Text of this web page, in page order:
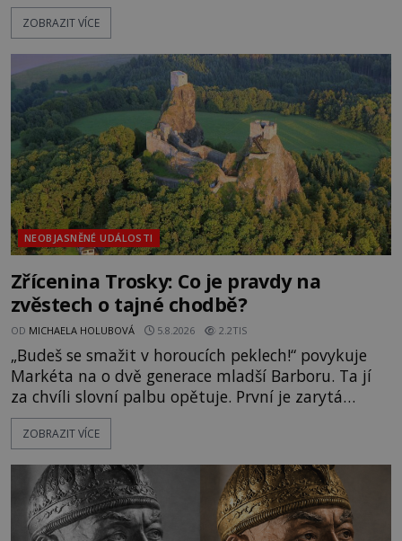
pláž takové netypické zbarvení? Nakolik jsou
pravdivé historky, že zde došlo k nevysvětlitelným
následovat. Vstupujeme na pláž Dumas ve městě
Surat. Gu
ZOBRAZIT VÍCE
NEOBJASNĚNÉ UDÁLOSTI
Zřícenina Trosky: Co je pravdy na
zvěstech o tajné chodbě?
OD MICHAELA HOLUBOVÁ 5.8.2026 2.2TIS
„Budeš se smažit v horoucích peklech!“ povykuje
Markéta na o dvě generace mladší Barboru. Ta jí
za chvíli slovní palbu opětuje. První je zarytá
katolička, druhá přesvědčená kališnice. A každá z
nich se usídlí na jedné z věží slavného hradu
mezi vůdce protihusitského boje. Za manželku má
skutečně jistou
ZOBRAZIT VÍCE